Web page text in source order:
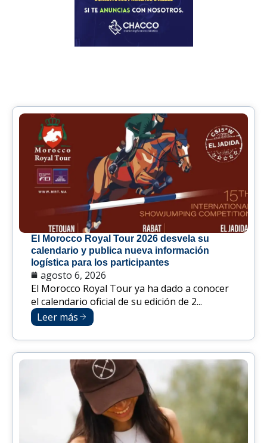
El Morocco Royal Tour 2026 desvela su
calendario y publica nueva información
logística para los participantes
agosto 6, 2026
El Morocco Royal Tour ya ha dado a conocer
el calendario oficial de su edición de 2...
Leer más